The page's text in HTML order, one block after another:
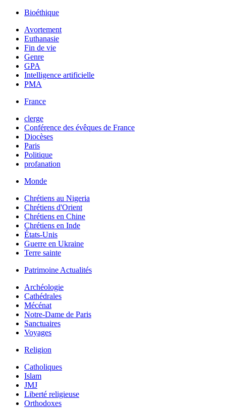
Bioéthique
Avortement
Euthanasie
Fin de vie
Genre
GPA
Intelligence artificielle
PMA
France
clerge
Conférence des évêques de France
Diocèses
Paris
Politique
profanation
Monde
Chrétiens au Nigeria
Chrétiens d'Orient
Chrétiens en Chine
Chrétiens en Inde
États-Unis
Guerre en Ukraine
Terre sainte
Patrimoine Actualités
Archéologie
Cathédrales
Mécénat
Notre-Dame de Paris
Sanctuaires
Voyages
Religion
Catholiques
Islam
JMJ
Liberté religieuse
Orthodoxes